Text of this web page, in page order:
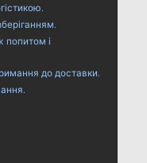
попитом і
до доставки.